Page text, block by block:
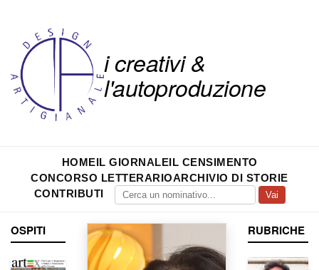
i creativi &
l'autoproduzione
HOMEIL GIORNALEIL CENSIMENTO
CONCORSO LETTERARIOARCHIVIO DI STORIE
CONTRIBUTI
Vai
OSPITI RUBRICHE